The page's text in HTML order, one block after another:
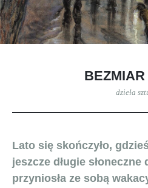
BEZMIAR
dzieła
Lato się skończyło,
jeszcze długie
przyniosła ze sobą